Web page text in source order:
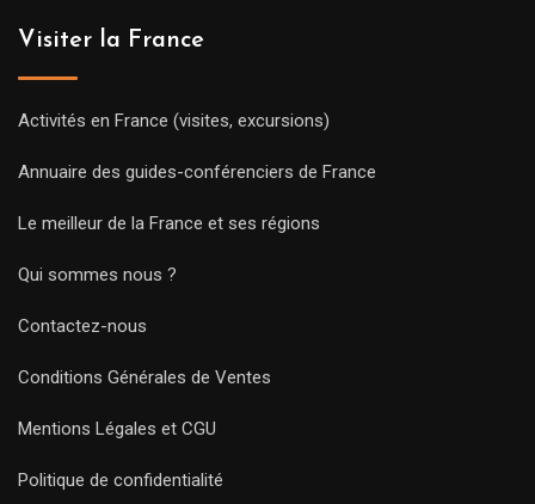
Visiter la France
Activités en France (visites, excursions)
Annuaire des guides-conférenciers de France
Le meilleur de la France et ses régions
Qui sommes nous ?
Contactez-nous
Conditions Générales de Ventes
Mentions Légales et CGU
Politique de confidentialité